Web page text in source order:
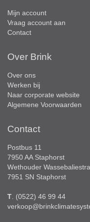
Mijn account
Vraag account aan
Contact
Over Brink
Over ons
Werken bij
Naar corporate website
Algemene Voorwaarden
Contact
Postbus 11
7950 AA Staphorst
Wethouder
7951 SN Staphorst
T . (0522) 46 99 44